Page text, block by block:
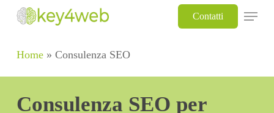
Skip
main
Contatti
Menu
Home» Consulenza SEO
Consulenza SEO per